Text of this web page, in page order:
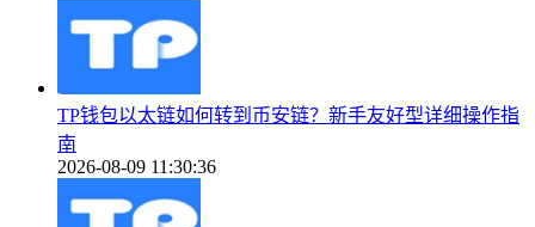
TP钱包以太链如何转到币安链？新手友好型详细操作指
南
2026-08-09 11:30:36